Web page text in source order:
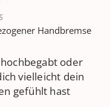
Handbremse